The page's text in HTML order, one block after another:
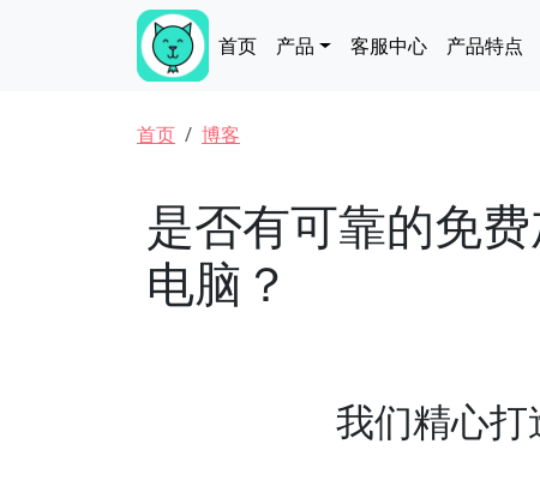
Main navigation
首页 产品 客服中心 产品特点
面包屑
首页 博客
是否有可靠的免
电脑？
我们精心